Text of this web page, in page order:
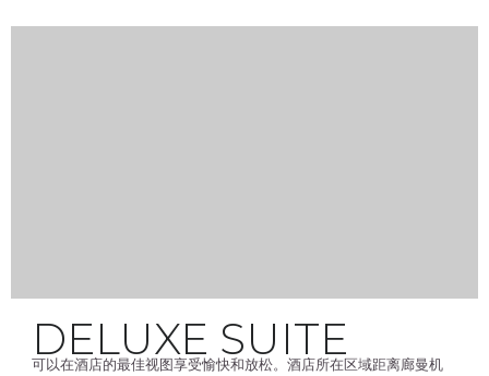
DELUXE SUITE
可以在酒店的最佳视图享受愉快和放松。酒店所在区域距离廊曼机